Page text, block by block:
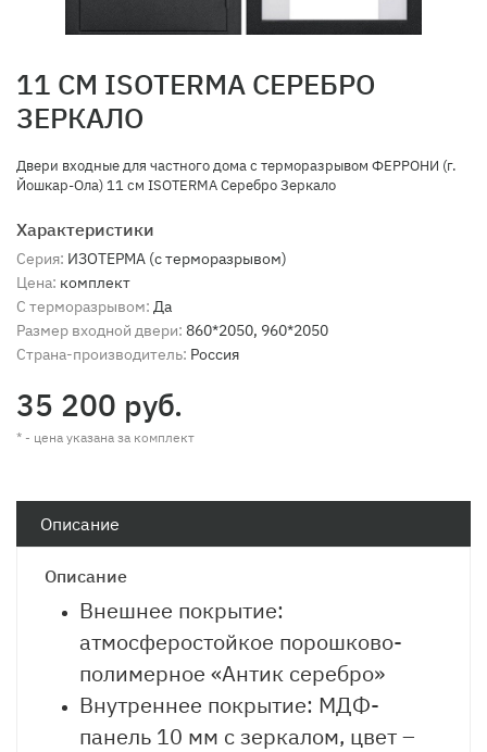
11 СМ ISOTERMA СЕРЕБРО
ЗЕРКАЛО
Двери входные для частного дома с терморазрывом ФЕРРОНИ (г.
Йошкар-Ола) 11 см ISOTERMA Серебро Зеркало
Характеристики
Серия: ИЗОТЕРМА (с терморазрывом)
Цена: комплект
С терморазрывом: Да
Размер входной двери: 860*2050, 960*2050
Страна-производитель: Россия
35 200 руб.
* - цена указана за комплект
Описание
Описание
Внешнее покрытие:
атмосферостойкое порошково-
полимерное «Антик серебро»
Внутреннее покрытие: МДФ-
панель 10 мм с зеркалом, цвет –